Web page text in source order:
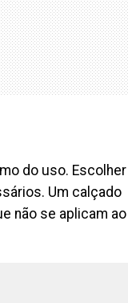
do uso. Escolher
Um calçado
não se aplicam ao